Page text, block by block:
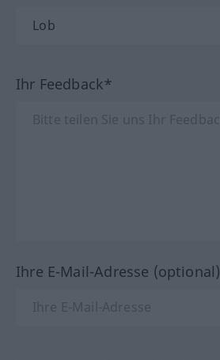
Ihr Feedback*
Ihre E-Mail-Adresse (optional)